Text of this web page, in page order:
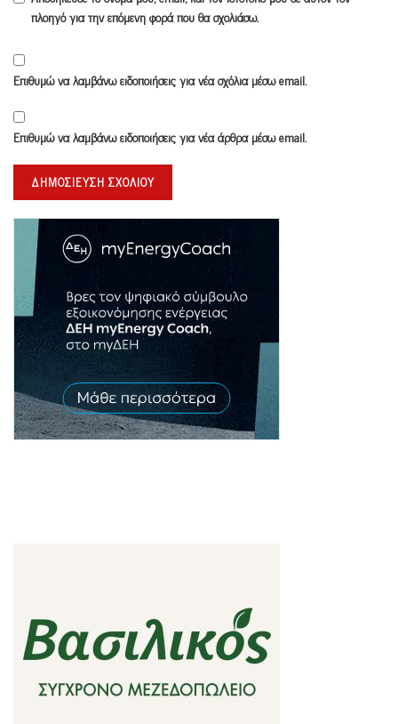
πλοηγό για την επόμενη φορά που θα σχολιάσω.
Επιθυμώ να λαμβάνω ειδοποιήσεις για νέα σχόλια μέσω email.
Επιθυμώ να λαμβάνω ειδοποιήσεις για νέα άρθρα μέσω email.